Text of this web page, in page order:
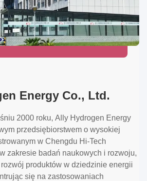
Energy Co., Ltd.
2000 roku, Ally Hydrogen Energy
przedsiębiorstwem o wysokiej
w Chengdu Hi-Tech
zakresie badań naukowych i rozwoju,
rozwój produktów w dziedzinie energii
się na zastosowaniach